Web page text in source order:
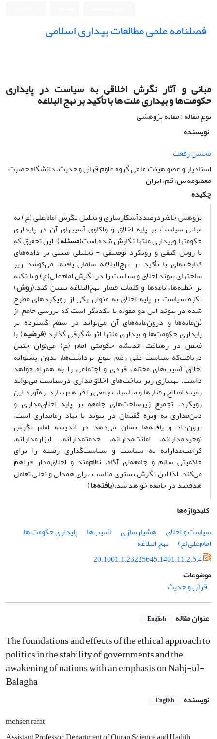
فصلنامه علمی مطالعات بیداری اسلامی
مبانی و آثار نگرش اخلاقی به سیاست در پایداری
حکومت‌ها‌ و بیداری ملت ها با تأکید بر نهج البلاغه
نوع مقاله : مقاله پژوهشی
نویسنده
محسن رفعت
استادیار و عضو هیئت علمی گروه علوم قرآن و حدیث، دانشگاه حضرت
معصومه س، قم، ایران
چکیده
پژوهش حاضردرصددآشکارسازی و تحلیل نگرش امام‌‎علی (ع) ‌‌به
‌مبانی سیاست بر پایه اخلاق و واکاوی آسیب‎های آن در پایداری
حکومتها وبیداری ملتها نگارش شده است(مسئله)؛ این تحقیق ‌‌‌‌‌‌که
با روش کیفی و رویکرد توصیفی - تحلیلی مبتنی بر داده‌های
کتابخانه‌ای با تأکید بر نهج‌البلاغه سامان یافته، می‌کوشد زیر
ساخت‎های پیوند اخلاق و سیاست را در نگرش امام‌علی(ع) و با تکیه
بر خطبه‌ها، نامه‌ها و کلمات قصار نهج‌البلاغه تبیین کند.(روش)
نگره سیاست بر پایه اخلاق به ‌عنوان یکی از رویکردهای مطرح
‌شده در پیوند این دو مقوله با یکدیگر ‌است که بررسی جامع از
بُن‌مایه‌ها و درون‌مایه‌های آن می‌تواند در سطح گسترده بر
پایداری حکومت‌ها و بیداری ملتها اثر شگرفی گذارد.(فرضیه) با
فحص در رهیافت اندیشه حکومتی امام (ع) می‌توان چنین
دریافت‌‌‌‌‌‌که سیاست علی ‌رغم تنوع برداشت‌ها، بدون پشتوانه
اخلاق آسیب‌های مختلف فردی و اجتماعی را به ‌همراه خواهد
داشت. بهسازی زیر ساخت‌های اخلاق‌‌مداری درسیاست می‌تواند
زمینه اصلاح رفتارها و مناسبات جمعی را فراهم سازد. ره‌آورد این
رویکرد، تجمیع زیرساخت‌های جامعه بر پایه اخلاق‌‌مداری و
دین‌مداری به ‌ویژه گفتمان در پیوند با نهاد زمامداری است.
برون‌داد و یافته‌ها نشان می‌دهد در اندیشه امام نگرش
توحیدمدارانه، امانت‌‌مدارانه، خدمت‎مدارانه، ابزارمدارانه،
کرامت‌مدارانه به‌ سیاست و سیاست‌گذاری زمینه را برای
حاکمیتی سالم و جامعه‌ای آگاه، نظام‌مند و اخلاق‌مدار فراهم
می‌کند. لذا این نگرش بستری مناسب برای همدلی و تجلی تعامل
هدفمند در جامعه خواهد شد.(یافته‌ها)
کلیدواژه‌ها
سیاست و اخلاق
هشیارسازی آسیب‌ها
پایداری حکومت ها
امام‌علی(ع)
نهج البلاغه
20.1001.1.23225645.1401.11.2.5.4
موضوعات
قرآن و حدیث
عنوان مقاله English
The foundations and effects of the ethical approach to
politics in the stability of governments and the
awakening of nations with an emphasis on Nahj-ul-
Balagha
نویسنده English
mohsen rafat